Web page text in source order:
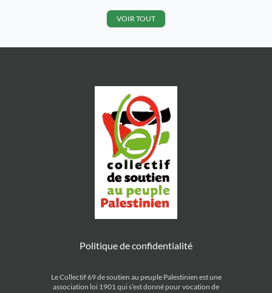
interculturel de Décine tram T3
Mutualité organisé par le comité
Palestine de Villefranche et l’UJFP
VOIR TOUT
Politique de confidentialité
Le Collectif 69 de soutien au peuple Palestinien est une
association loi 1901 qui s’est donné pour vocation de